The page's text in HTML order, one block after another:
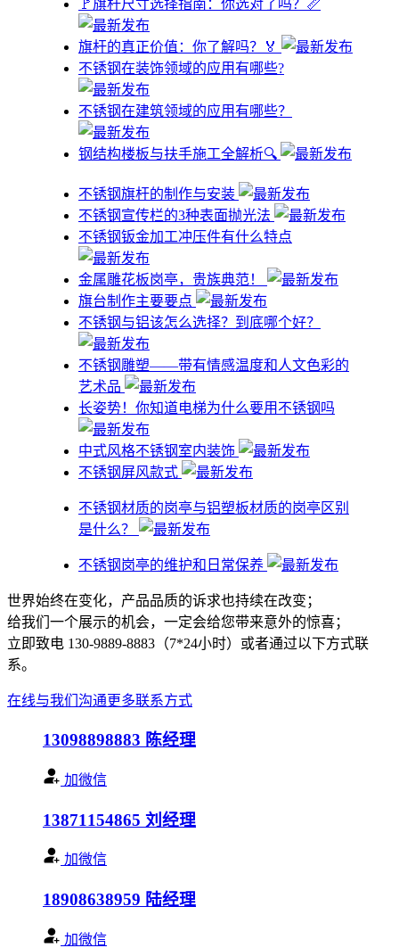
🚩旗杆尺寸选择指南：你选对了吗？📏
旗杆的真正价值：你了解吗？🏅
不锈钢在装饰领域的应用有哪些?
不锈钢在建筑领域的应用有哪些？
钢结构楼板与扶手施工全解析🔍
不锈钢旗杆的制作与安装
不锈钢宣传栏的3种表面抛光法
不锈钢钣金加工冲压件有什么特点
金属雕花板岗亭，贵族典范！
旗台制作主要要点
不锈钢与铝该怎么选择？到底哪个好？
不锈钢雕塑——带有情感温度和人文色彩的
艺术品
​长姿势！你知道电梯为什么要用不锈钢吗
中式风格不锈钢室内装饰
不锈钢屏风款式
不锈钢材质的岗亭与铝塑板材质的岗亭区别
是什么？
不锈钢岗亭的维护和日常保养
世界始终在变化，产品品质的诉求也持续在改变；
给我们一个展示的机会，一定会给您带来意外的惊喜；
立即致电 130-9889-8883（7*24小时）或者通过以下方式联
系。
在线与我们沟通更多联系方式
13098898883 陈经理
加微信
13871154865 刘经理
加微信
18908638959 陆经理
加微信